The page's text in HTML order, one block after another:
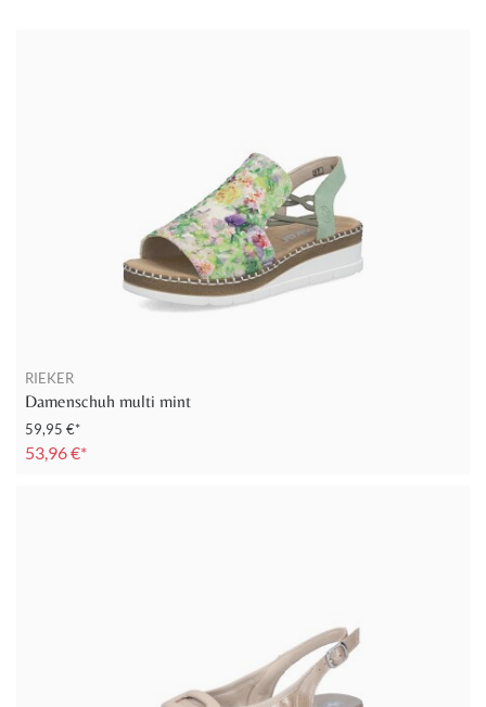
RIEKER
Damenschuh multi mint
59,95 €*
53,96 €*